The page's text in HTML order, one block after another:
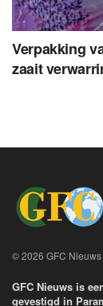
Verpakking
zaait
© 2026 GFC Nieuws
GFC Nieuws is
gevestigd in